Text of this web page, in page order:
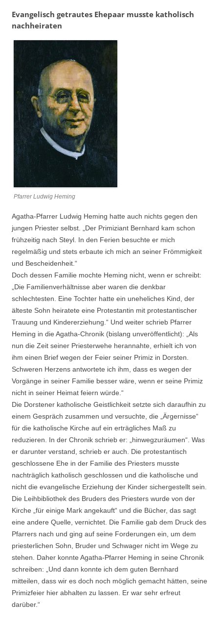
Evangelisch getrautes Ehepaar musste katholisch
nachheiraten
Pfarrer Ludwig Heming
Agatha-Pfarrer Ludwig Heming hatte auch nichts gegen den
jungen Priester selbst. „Der Primiziant Bernhard kam schon
frühzeitig nach Steyl. In den Ferien besuchte er mich
regelmäßig und stets erbaute ich mich an seiner Frömmigkeit
und Bescheidenheit.“
Doch dessen Familie mochte Heming nicht, wenn er schreibt:
„Die Familienverhältnisse aber waren die denkbar
schlechtesten. Eine Tochter hatte ein uneheliches Kind, der
älteste Sohn heiratete eine Protestantin mit protestantischer
Trauung und Kindererziehung.“ Und weiter schrieb Pfarrer
Heming in die Agatha-Chronik (bislang unveröffentlicht): „Als
nun die Zeit seiner Priesterwehe herannahte, erhielt ich von
ihm einen Brief wegen der Feier seiner Primiz in Dorsten.
Schweren Herzens antwortete ich ihm, dass es wegen der
Vorgänge in seiner Familie besser wäre, wenn er seine Primiz
nicht in seiner Heimat feiern würde.“
Die Dorstener katholische Geistlichkeit setzte sich daraufhin zu
einem Gespräch zusammen und versuchte, die „Ärgernisse“
für die katholische Kirche auf ein erträgliches Maß zu
reduzieren. In der Chronik schrieb er: „hinwegzuräumen“. Was
er darunter verstand, schrieb er auch. Die protestantisch
geschlossene Ehe in der Familie des Priesters musste
nachträglich katholisch geschlossen und die katholische und
nicht die evangelische Erziehung der Kinder sichergestellt sein.
Die Leihbibliothek des Bruders des Priesters wurde von der
Kirche „für einige Mark angekauft“ und die Bücher, das sagt
eine andere Quelle, vernichtet. Die Familie gab dem Druck des
Pfarrers nach und ging auf seine Forderungen ein, um dem
priesterlichen Sohn, Bruder und Schwager nicht im Wege zu
stehen. Daher konnte Agatha-Pfarrer Heming in seine Chronik
schreiben: „Und dann konnte ich dem guten Bernhard
mitteilen, dass wir es doch noch möglich gemacht hätten, seine
Primizfeier hier abhalten zu lassen. Er war sehr erfreut
darüber.“